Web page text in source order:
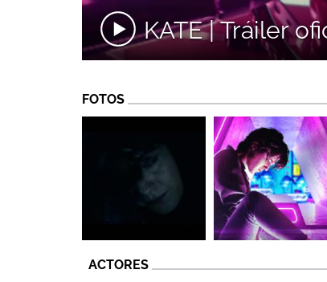
KATE | Tráiler
FOTOS
ACTORES